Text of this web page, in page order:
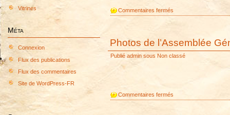
Vitrines
Méta
Connexion
Flux des publications
Flux des commentaires
Site de WordPress-FR
Commentaires fermés
Photos de l’Assemblée
Publié admin sous Non classé
Commentaires fermés